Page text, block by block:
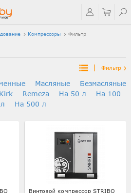
Компрессоры Фильтр
| Фильтр
Масляные
Безмасляные
Kirk Remeza На 50 л
На 100
На 500 л
Винтовой компрессор STRIBO